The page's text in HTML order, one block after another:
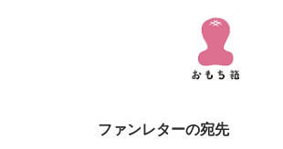
ファンレターの宛先